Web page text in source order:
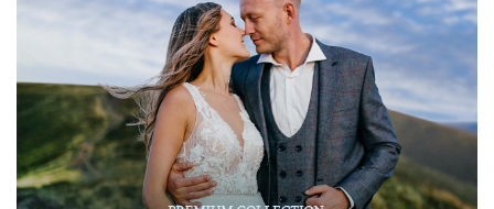
Large 6000*4000px
Скачать Бесплатно